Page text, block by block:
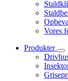
Vores
Produkter